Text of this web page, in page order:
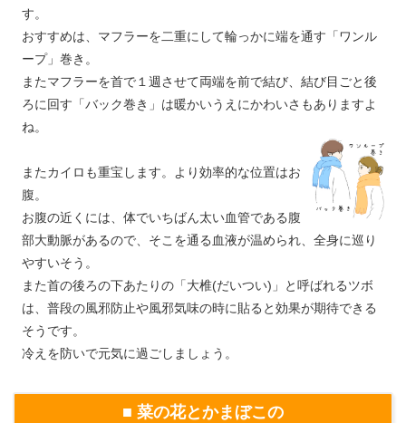
す。
おすすめは、マフラーを二重にして輪っかに端を通す「ワンル
ープ」巻き。
またマフラーを首で１週させて両端を前で結び、結び目ごと後
ろに回す「バック巻き」は暖かいうえにかわいさもありますよ
ね。
またカイロも重宝します。より効率的な位置はお
腹。
お腹の近くには、体でいちばん太い血管である腹
部大動脈があるので、そこを通る血液が温められ、全身に巡り
やすいそう。
また首の後ろの下あたりの「大椎(だいつい)」と呼ばれるツボ
は、普段の風邪防止や風邪気味の時に貼ると効果が期待できる
そうです。
冷えを防いで元気に過ごしましょう。
■ 菜の花とかまぼこの